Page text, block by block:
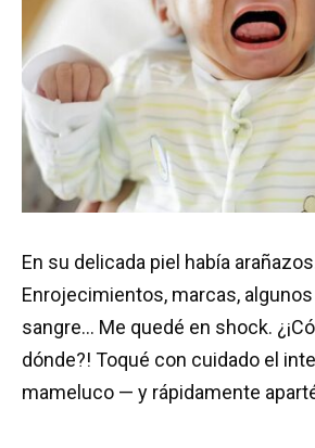
En su delicada piel había
Enrojecimientos, marcas,
sangre… Me quedé en shock.
dónde?! Toqué con cuidado el
mameluco — y rápidamente